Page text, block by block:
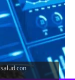
con